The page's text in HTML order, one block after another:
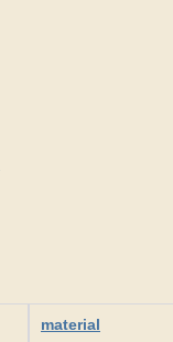
material